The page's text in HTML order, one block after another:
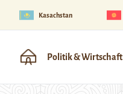
Kasachstan
Politik & Wirtschaft